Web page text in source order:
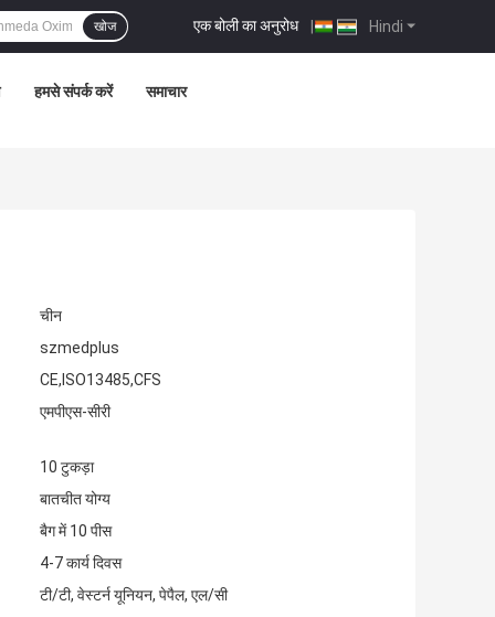
Hindi
एक बोली का अनुरोध |
खोज
हमसे संपर्क करें समाचार
चीन
szmedplus
CE,ISO13485,CFS
एमपीएस-सीरी
10 टुकड़ा
बातचीत योग्य
बैग में 10 पीस
4-7 कार्य दिवस
टी/टी, वेस्टर्न यूनियन, पेपैल, एल/सी